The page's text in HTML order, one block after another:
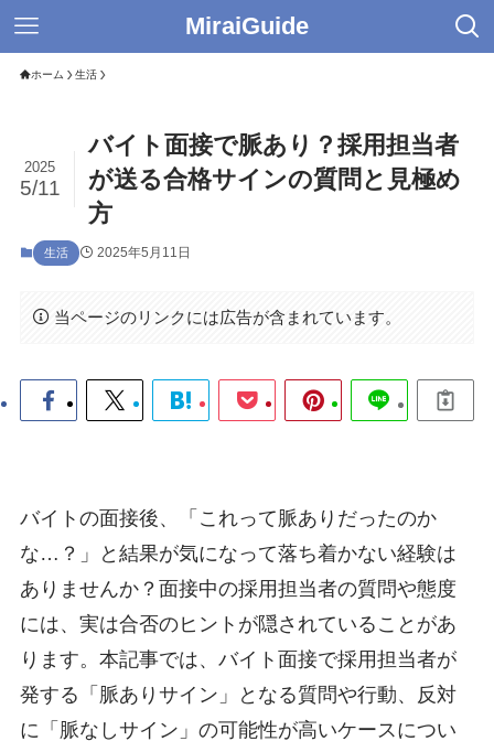
MiraiGuide
ホーム 生活
バイト面接で脈あり？採用担当者
が送る合格サインの質問と見極め
方
2025
5/11
生活 2025年5月11日
当ページのリンクには広告が含まれています。
バイトの面接後、「これって脈ありだったのか
な…？」と結果が気になって落ち着かない経験は
ありませんか？面接中の採用担当者の質問や態度
には、実は合否のヒントが隠されていることがあ
ります。本記事では、バイト面接で採用担当者が
発する「脈ありサイン」となる質問や行動、反対
に「脈なしサイン」の可能性が高いケースについ